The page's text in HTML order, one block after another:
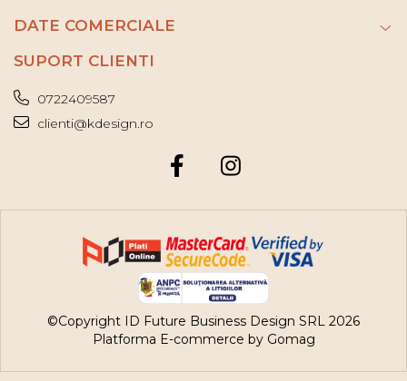
DATE COMERCIALE
SUPORT CLIENTI
0722409587
clienti@kdesign.ro
©Copyright ID Future Business Design SRL 2026
Platforma E-commerce by Gomag